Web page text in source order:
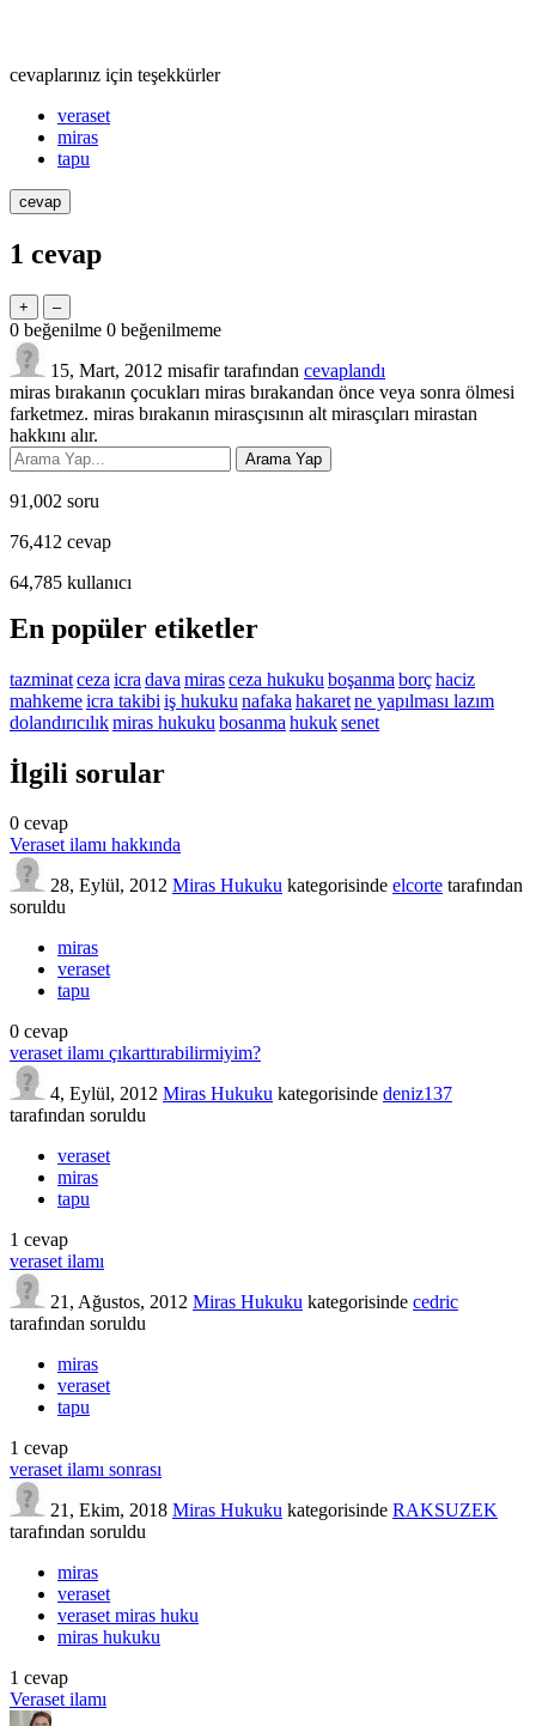
cevaplarınız için teşekkürler
veraset
miras
tapu
1 cevap
0 beğenilme 0 beğenilmeme
15, Mart, 2012 misafir tarafından cevaplandı
miras bırakanın çocukları miras bırakandan önce veya sonra ölmesi
farketmez. miras bırakanın mirasçısının alt mirasçıları mirastan
hakkını alır.
91,002 soru
76,412 cevap
64,785 kullanıcı
En popüler etiketler
tazminatceza icra dava mirasceza hukuku boşanma borçhaciz
mahkemeicra takibi iş hukuku nafaka hakaretne yapılması lazım
dolandırıcılıkmiras hukuku bosanma hukuksenet
İlgili sorular
0 cevap
Veraset ilamı hakkında
28, Eylül, 2012 Miras Hukuku kategorisinde elcorte tarafından
soruldu
miras
veraset
tapu
0 cevap
veraset ilamı çıkarttırabilirmiyim?
4, Eylül, 2012 Miras Hukuku kategorisinde deniz137
tarafından soruldu
veraset
miras
tapu
1 cevap
veraset ilamı
21, Ağustos, 2012 Miras Hukuku kategorisinde cedric
tarafından soruldu
miras
veraset
tapu
1 cevap
veraset ilamı sonrası
21, Ekim, 2018 Miras Hukuku kategorisinde RAKSUZEK
tarafından soruldu
miras
veraset
veraset miras huku
miras hukuku
1 cevap
Veraset ilamı